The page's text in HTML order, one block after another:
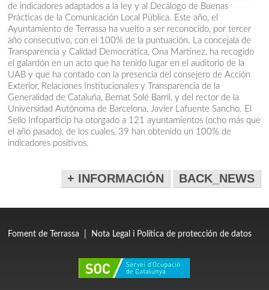
de indicadores adaptados a la ley y al Decálogo de Buenas
Prácticas de la Comunicación Local Pública. Este año, el
Ayuntamiento de Terrassa ha vuelto a ser reconocido, por tercer
año consecutivo, con el 100% de la puntuación. La concejala de
Transparencia y Calidad Democrática, Ona Martínez, ha recogido
el galardón en un acto que ha tenido lugar en el auditorio de la
UAB y que ha contado con la presencia del consejero de Acción
Exterior, Relaciones Institucionales y Transparencia de la
Generalidad de Cataluña, Bernat Solé Barril, y del rector de la
Universidad Autónoma de Barcelona, ​​Javier Lafuente Sancho. El
Sello Infoparticip ha otorgado a 121 ayuntamientos (ocho más que
el año pasado), de los cuales, 39 han obtenido un 100% de
indicadores positivos.
+ INFORMACIÓN BACK_NEWS
Foment de Terrassa Nota Legal i Política de protección de datos